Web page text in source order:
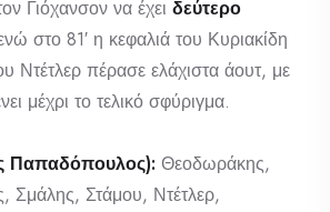
Γιόχανσον να έχει δεύτερο
στο 81′ η κεφαλιά του Κυριακίδη
Ντέτλερ πέρασε ελάχιστα άουτ, με
μέχρι το τελικό σφύριγμα.
Παπαδόπουλος): Θεοδωράκης,
Σμάλης, Στάμου, Ντέτλερ,